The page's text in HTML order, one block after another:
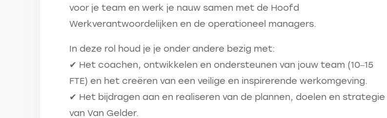
voor je team en werk je nauw samen met de Hoofd
Werkverantwoordelijken en de operationeel managers.
In deze rol houd je je onder andere bezig met:
✔ Het coachen, ontwikkelen en ondersteunen van jouw team (10–15
FTE) en het creëren van een veilige en inspirerende werkomgeving.
✔ Het bijdragen aan en realiseren van de plannen, doelen en strategie
van Van Gelder.